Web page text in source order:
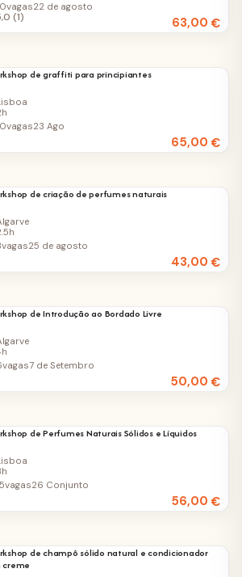
63,00€
vagas22 de agosto
(1)
de graffiti para principiantes
65,00€
vagas23 Ago
de criação de perfumes naturais
43,00€
vagas25 de agosto
de Introdução ao Bordado Livre
50,00€
vagas7 de Setembro
de Perfumes Naturais Sólidos e Líquidos
56,00€
vagas26 Conjunto
de champô sólido natural e condicionador
creme